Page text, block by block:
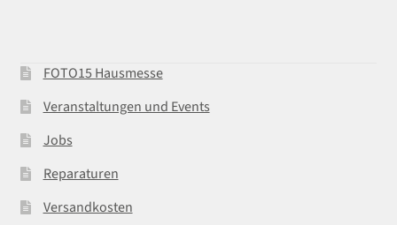
FOTO15 Hausmesse
Veranstaltungen und Events
Jobs
Reparaturen
Versandkosten